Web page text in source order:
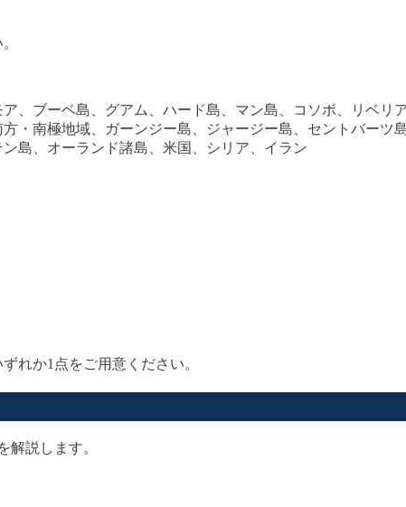
、ブーベ島、グアム、ハード島、マン島、コソボ、リベリ
・南極地域、ガーンジー島、ジャージー島、セントバーツ
島、オーランド諸島、米国、シリア、イラン
れか1点をご用意ください。
解説します。